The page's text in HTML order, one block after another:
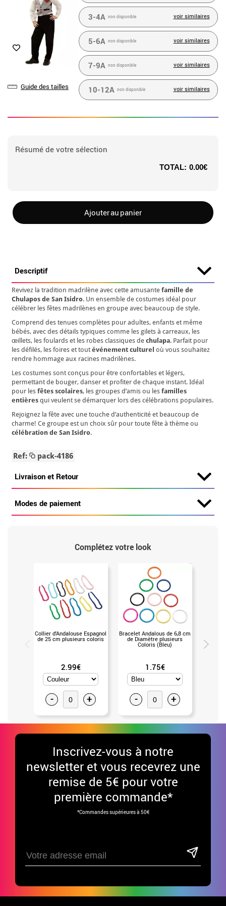
Guide des tailles
3-4A non disponible voir similaires
5-6A non disponible voir similaires
7-9A non disponible voir similaires
10-12A non disponible voir similaires
Résumé de votre sélection
TOTAL: 0.00€
Ajouter au panier
Descriptif
Revivez la tradition madrilène avec cette amusantefamille de
Chulapos de San Isidro. Un ensemble de costumes idéal pour
célébrer les fêtes madrilènes en groupe avec beaucoup de style.
Comprend des tenues complètes pour adultes, enfants et même
bébés, avec des détails typiques comme les gilets à carreaux, les
œillets, les foulards et les robes classiques dechulapa. Parfait pour
les défilés, les foires et toutévénement culturel où vous souhaitez
rendre hommage aux racines madrilènes.
Les costumes sont conçus pour être confortables et légers,
permettant de bouger, danser et profiter de chaque instant. Idéal
pour lesfêtes scolaires, les groupes d’amis ou lesfamilles
entières qui veulent se démarquer lors des célébrations populaires.
Rejoignez la fête avec une touche d’authenticité et beaucoup de
charme! Ce groupe est un choix sûr pour toute fête à thème ou
célébration de San Isidro.
Ref: pack-4186
Livraison et Retour
Modes de paiement
Complétez votre look
Collier d'Andalouse Espagnol
de 25 cm plusieurs coloris
2.99€
- +
Bracelet Andalous de 6,8 cm
de Diamètre plusieurs
Coloris (Bleu)
1.75€
- +
Inscrivez-vous à notre
newsletter et vous recevrez une
remise de 5€ pour votre
première commande*
*Commandes supérieures à 50€